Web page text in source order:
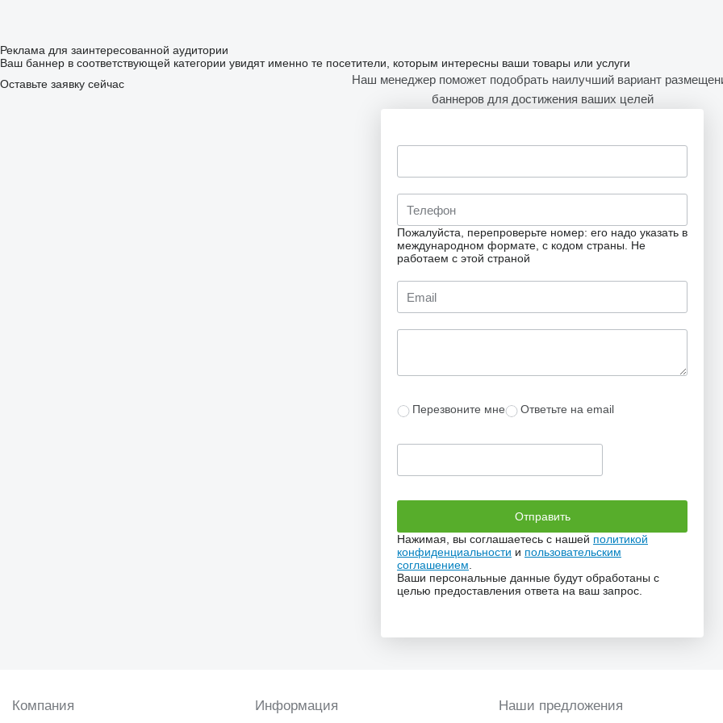
Реклама для заинтересованной аудитории
Ваш баннер в соответствующей категории увидят именно те посетители, которым интересны ваши товары или услуги
Оставьте заявку сейчас
Наш менеджер поможет подобрать наилучший вариант
баннеров для достижения ваших целей
Пожалуйста, перепроверьте номер: его надо указать в
международном формате, с кодом страны.
Не
работаем с этой страной
Перезвоните мне Ответьте на email
Нажимая, вы соглашаетесь с нашей политикой
конфиденциальности и пользовательским
соглашением
Ваши персональные данные будут обработаны с
целью предоставления ответа на ваш запрос.
Компания Информация Наши предложения